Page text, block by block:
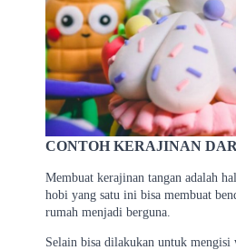
CONTOH KERAJINAN
Membuat kerajinan tangan adalah
hobi yang satu ini bisa membuat
rumah menjadi berguna.
Selain bisa dilakukan untuk